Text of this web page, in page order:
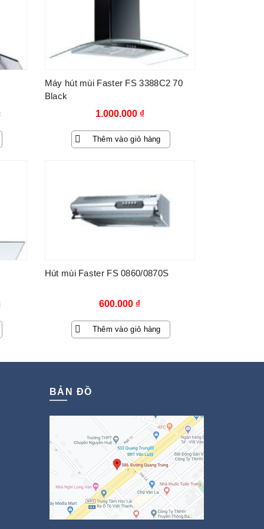
Máy hút mùi Faster FS 3388C2 70
Black
1.000.000 ₫
Thêm vào giỏ hàng
Hút mùi Faster FS 0860/0870S
600.000 ₫
Thêm vào giỏ hàng
BẢN ĐỒ